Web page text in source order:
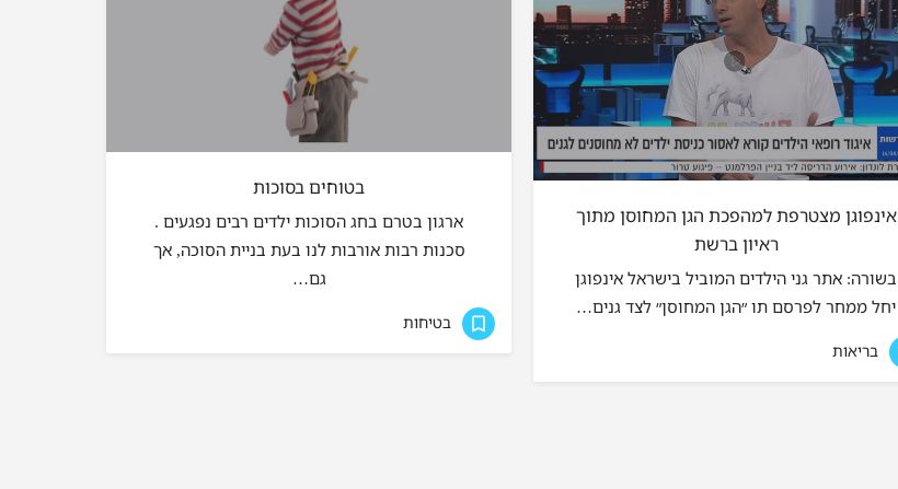
בטוחים בסוכות
ארגון בטרם בחג הסוכות ילדים רבים נפגעים .
סכנות רבות אורבות לנו בעת בניית הסוכה, אך
גם…
בטיחות
אינפוגן מצטרפת למהפכת הגן המחוסן מתוך
ראיון ברשת
בשורה: אתר גני הילדים המוביל בישראל אינפוגן
יחל ממחר לפרסם תו ״הגן המחוסן״ לצד גנים…
בריאות